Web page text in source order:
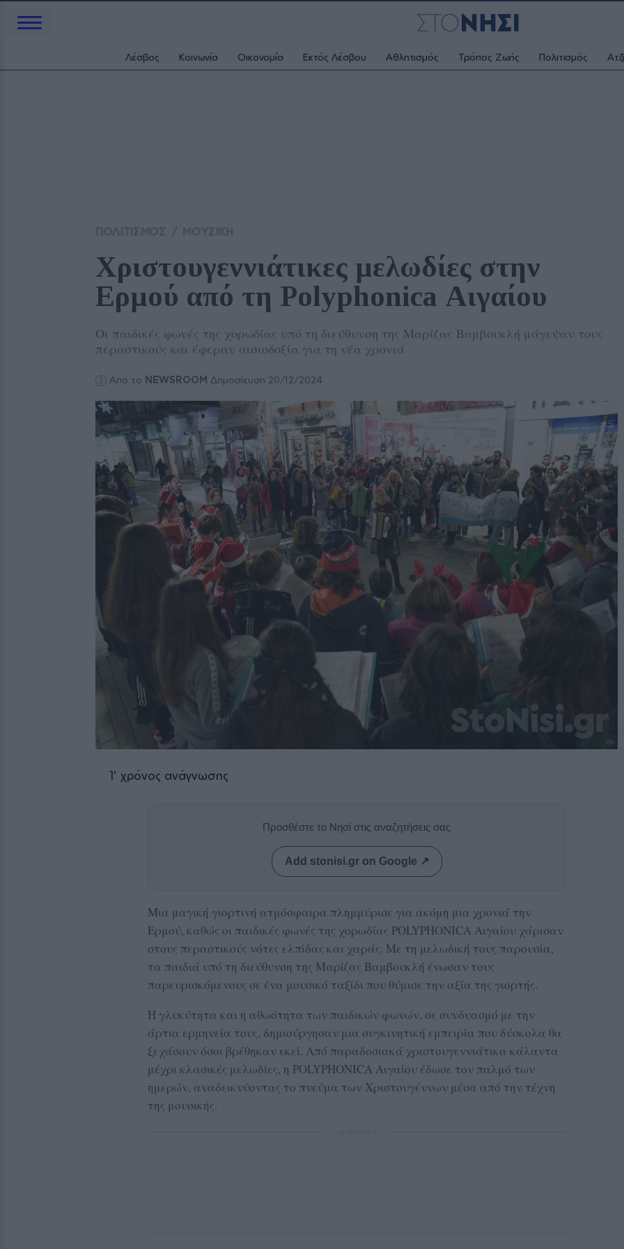
Λέσβος Κοινωνία Οικονομία Εκτός Λέσβου Αθλητισμός Τρόπος Ζωής Πολιτισμός
Χριστουγεννιάτικες μελωδίες στην
Ερμού από τη Polyphonica Αιγαίου
Οι παιδικές φωνές της χορωδίας υπό τη διεύθυνση της Μαρίζας Βαμβουκλή μάγεψαν τους
περαστικούς και έφεραν αισιοδοξία για τη νέα χρονιά
Από το NEWSROOM Δημοσίευση 20/12/2024
1' χρόνος ανάγνωσης
Προσθέστε το Νησί στις αναζητήσεις σας
Add stonisi.gr on Google ↗
Μια μαγική γιορτινή ατμόσφαιρα πλημμύρισε για ακόμη μια χρονιά την
Ερμού, καθώς οι παιδικές φωνές της χορωδίας POLYPHONICA Αιγαίου χάρισαν
στους περαστικούς νότες ελπίδας και χαράς. Με τη μελωδική τους παρουσία,
τα παιδιά υπό τη διεύθυνση της Μαρίζας Βαμβουκλή ένωσαν τους
παρευρισκόμενους σε ένα μουσικό ταξίδι που θύμισε την αξία της γιορτής.
Η γλυκύτητα και η αθωότητα των παιδικών φωνών, σε συνδυασμό με την
άρτια ερμηνεία τους, δημιούργησαν μια συγκινητική εμπειρία που δύσκολα θα
ξεχάσουν όσοι βρέθηκαν εκεί. Από παραδοσιακά χριστουγεννιάτικα κάλαντα
μέχρι κλασικές μελωδίες, η POLYPHONICA Αιγαίου έδωσε τον παλμό των
ημερών, αναδεικνύοντας το πνεύμα των Χριστουγέννων μέσα από την τέχνη
της μουσικής.